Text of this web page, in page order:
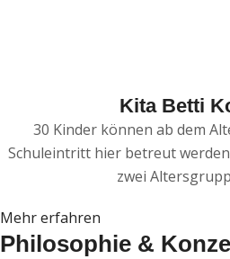
Kita Betti
30 Kinder können ab dem
Schuleintritt hier betreut
zwei
Mehr erfahren
Philosophie &